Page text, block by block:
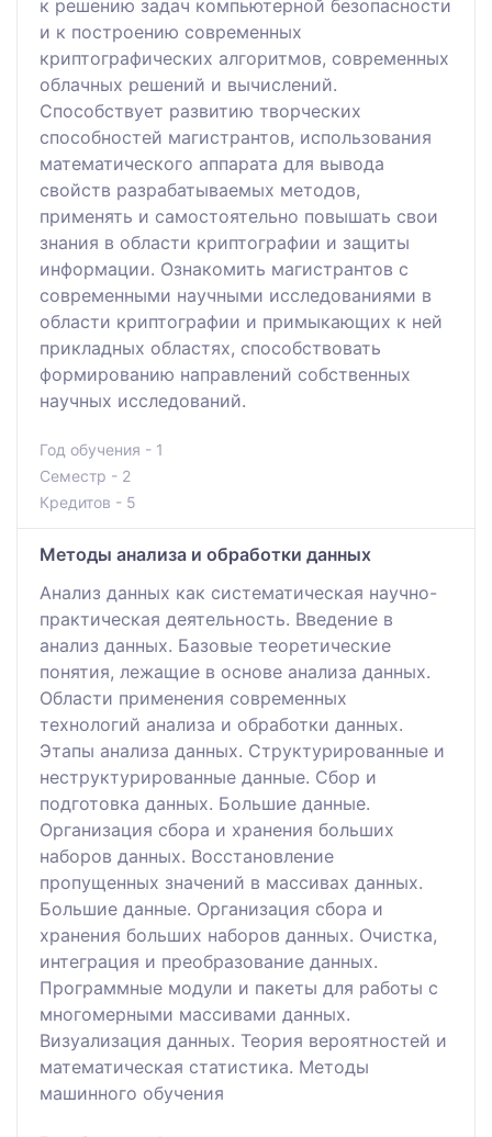
к решению задач компьютерной безопасности
и к построению современных
криптографических алгоритмов, современных
облачных решений и вычислений.
Способствует развитию творческих
способностей магистрантов, использования
математического аппарата для вывода
свойств разрабатываемых методов,
применять и самостоятельно повышать свои
знания в области криптографии и защиты
информации. Ознакомить магистрантов с
современными научными исследованиями в
области криптографии и примыкающих к ней
прикладных областях, способствовать
формированию направлений собственных
научных исследований.
Год обучения - 1
Семестр - 2
Кредитов - 5
Методы анализа и обработки данных
Анализ данных как систематическая научно-
практическая деятельность. Введение в
анализ данных. Базовые теоретические
понятия, лежащие в основе анализа данных.
Области применения современных
технологий анализа и обработки данных.
Этапы анализа данных. Структурированные и
неструктурированные данные. Сбор и
подготовка данных. Большие данные.
Организация сбора и хранения больших
наборов данных. Восстановление
пропущенных значений в массивах данных.
Большие данные. Организация сбора и
хранения больших наборов данных. Очистка,
интеграция и преобразование данных.
Программные модули и пакеты для работы с
многомерными массивами данных.
Визуализация данных. Теория вероятностей и
математическая статистика. Методы
машинного обучения